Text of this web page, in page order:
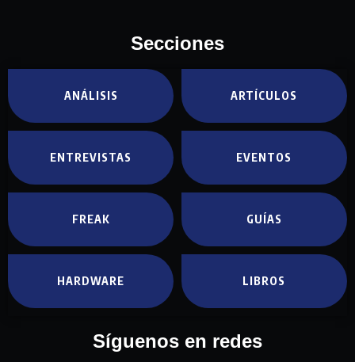
Secciones
ANÁLISIS ARTÍCULOS
ENTREVISTAS EVENTOS
FREAK GUÍAS
HARDWARE LIBROS
Síguenos en redes